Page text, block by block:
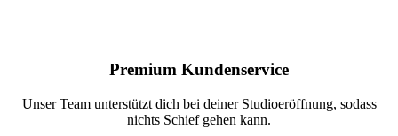
Premium Kundenservice
Unser Team unterstützt dich bei deiner Studioeröffnung, sodass
nichts Schief gehen kann.